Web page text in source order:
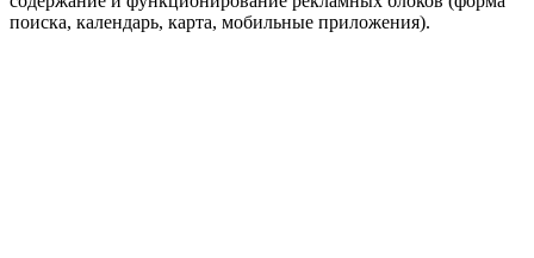
поиска, календарь, карта, мобильные приложения).